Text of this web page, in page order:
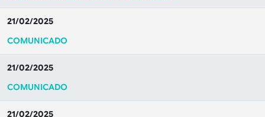
21/02/2025
COMUNICADO
21/02/2025
COMUNICADO
21/02/2025